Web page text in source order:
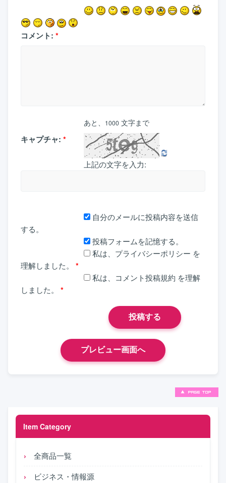
Item Category
全商品一覧
ビジネス・情報源
コメント: *
あと、 1000 文字まで
キャプチャ: *
上記の文字を入力:
自分のメールに投稿内容を送信
する。
投稿フォームを記憶する。
私は、 プライバシーポリシー を
理解しました。
*
私は、 コメント投稿規約 を理解
しました。
*